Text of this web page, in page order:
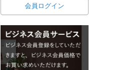
会員ログイン